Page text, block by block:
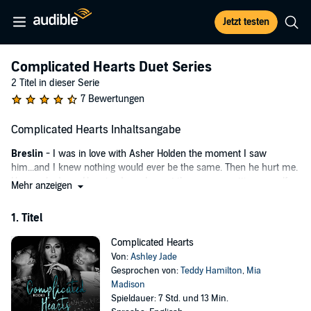
Jetzt testen
Complicated Hearts Duet Series
2 Titel in dieser Serie
7 Bewertungen
Complicated Hearts Inhaltsangabe
Breslin - I was in love with Asher Holden the moment I saw
him...and I knew nothing would ever be the same. Then he hurt me.
He wrecked me. He ruined me. I spent three years putting myself
plans...and things were going to become a lot more complicated.
Asher - I finally know who I am. I own it, I embrace it...I'm no longer
afraid. I live my life with no regrets now, because I've learned my
lesson - the hard way. I thought I had it all figured out. But then my
past collides with my present...and things become complicated.
Turns out I don't really know myself after all.
Mehr anzeigen
1. Titel
Complicated Hearts
Von:Ashley Jade
Gesprochen von:Teddy Hamilton, Mia
Madison
Spieldauer: 7 Std. und 13 Min.